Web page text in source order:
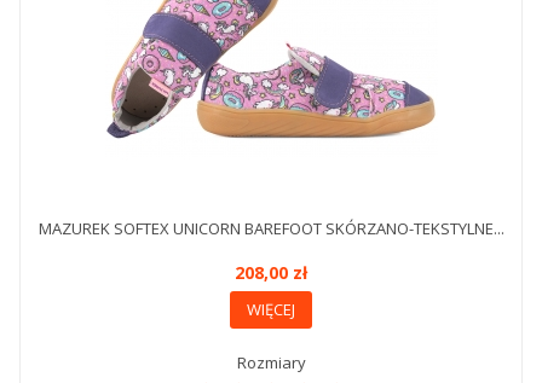
MAZUREK SOFTEX UNICORN BAREFOOT SKÓRZANO-TEKSTYLNE...
208,00 zł
WIĘCEJ
Rozmiary